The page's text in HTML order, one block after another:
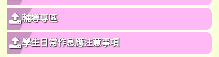
輔導專區
學生日常作息應注意事項